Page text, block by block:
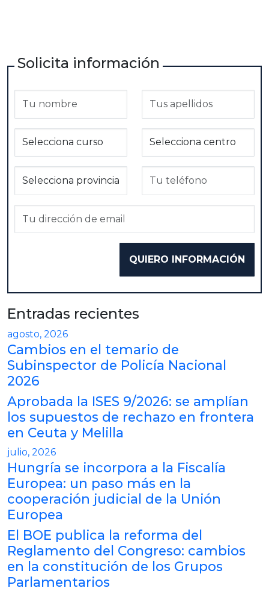
Solicita información
Entradas recientes
agosto, 2026
Cambios en el temario de
Subinspector de Policía Nacional
2026
Aprobada la ISES 9/2026: se amplían
los supuestos de rechazo en frontera
en Ceuta y Melilla
julio, 2026
Hungría se incorpora a la Fiscalía
Europea: un paso más en la
cooperación judicial de la Unión
Europea
El BOE publica la reforma del
Reglamento del Congreso: cambios
en la constitución de los Grupos
Parlamentarios